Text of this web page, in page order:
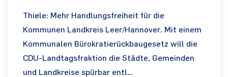
Thiele: Mehr Handlungsfreiheit für die
Kommunen Landkreis Leer/Hannover. Mit einem
Kommunalen Bürokratierückbaugesetz will die
CDU-Landtagsfraktion die Städte, Gemeinden
und Landkreise spürbar entl…